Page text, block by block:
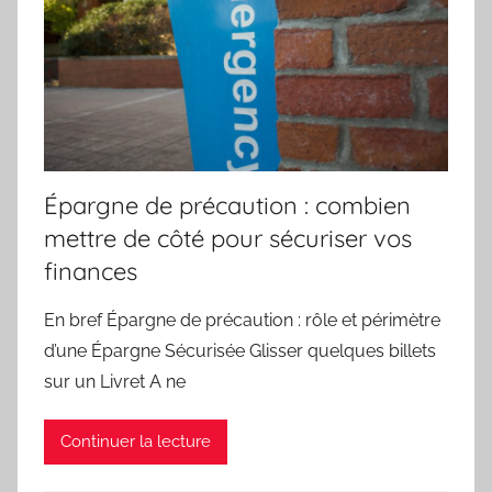
Épargne de précaution : combien
mettre de côté pour sécuriser vos
finances
En bref Épargne de précaution : rôle et périmètre
d’une Épargne Sécurisée Glisser quelques billets
sur un Livret A ne
Continuer la lecture